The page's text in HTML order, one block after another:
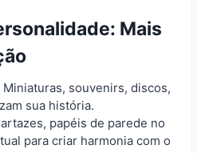
Mais
Miniaturas, souvenirs, discos,
sua história.
papéis de parede no
para criar harmonia com o